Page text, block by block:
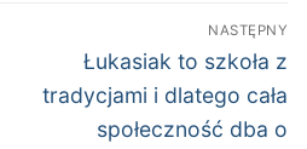
NASTĘPNY
Następny
wpis:
Łukasiak to szkoła z
tradycjami i dlatego cała
społeczność dba o